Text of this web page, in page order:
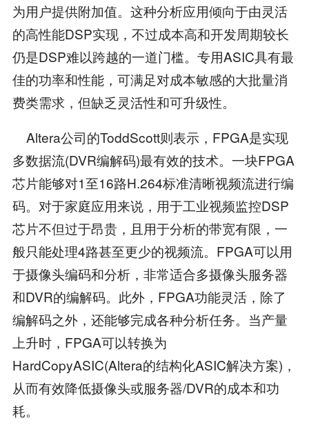
为用户提供附加值。这种分析应用倾向于由灵活
的高性能DSP实现，不过成本高和开发周期较长
仍是DSP难以跨越的一道门槛。专用ASIC具有最
佳的功率和性能，可满足对成本敏感的大批量消
费类需求，但缺乏灵活性和可升级性。
Altera公司的ToddScott则表示，FPGA是实现
多数据流(DVR编解码)最有效的技术。一块FPGA
芯片能够对1至16路H.264标准清晰视频流进行编
码。对于家庭应用来说，用于工业视频监控DSP
芯片不但过于昂贵，且用于分析的带宽有限，一
般只能处理4路甚至更少的视频流。FPGA可以用
于摄像头编码和分析，非常适合多摄像头服务器
和DVR的编解码。此外，FPGA功能灵活，除了
编解码之外，还能够完成各种分析任务。当产量
上升时，FPGA可以转换为
HardCopyASIC(Altera的结构化ASIC解决方案)，
从而有效降低摄像头或服务器/DVR的成本和功
耗。